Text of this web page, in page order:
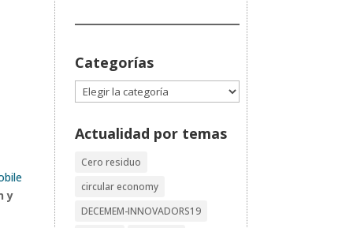
y
Categorías
Categorías
Actualidad por temas
Cero residuo
circular economy
DECEMEM-INNOVADORS19